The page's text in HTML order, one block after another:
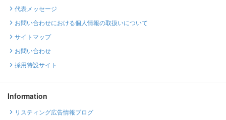
代表メッセージ
お問い合わせにおける個人情報の取扱いについて
サイトマップ
お問い合わせ
採用特設サイト
Information
リスティング広告情報ブログ